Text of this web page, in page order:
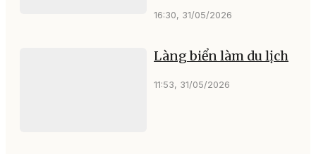
16:30, 31/05/2026
Làng biển làm du lịch
11:53, 31/05/2026